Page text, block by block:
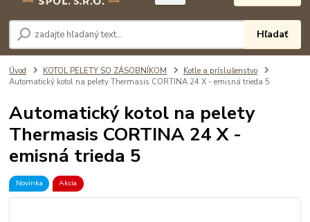
Hľadať
Úvod KOTOL PELETY SO ZÁSOBNÍKOM
Kotle a príslušenstvo
Automatický kotol na pelety Thermasis CORTINA 24 X - emisná trieda 5
Automatický kotol na pelety
Thermasis CORTINA 24 X -
emisná trieda 5
Novinka Akcia